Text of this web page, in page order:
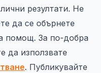
резултати. Не
да се обърнете
помощ. За по-добра
да използвате
. Публикувайте